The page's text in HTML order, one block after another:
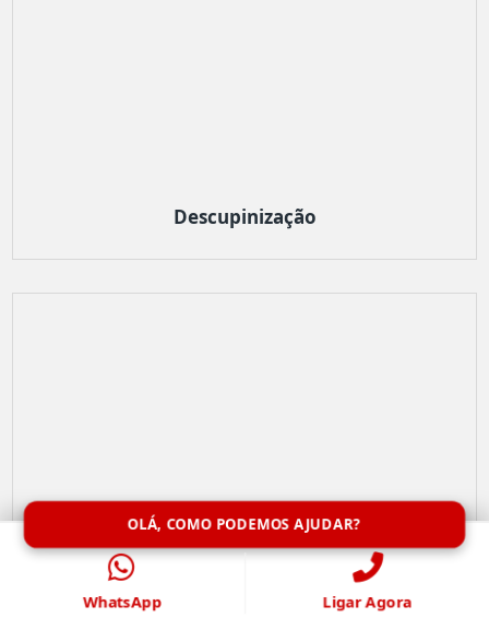
Descupinização
OLÁ, COMO PODEMOS AJUDAR?
WhatsApp Ligar Agora